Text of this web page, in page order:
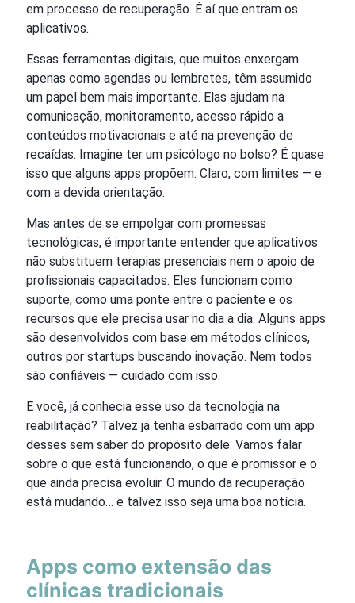
em processo de recuperação. É aí que entram os
aplicativos.
Essas ferramentas digitais, que muitos enxergam
apenas como agendas ou lembretes, têm assumido
um papel bem mais importante. Elas ajudam na
comunicação, monitoramento, acesso rápido a
conteúdos motivacionais e até na prevenção de
recaídas. Imagine ter um psicólogo no bolso? É quase
isso que alguns apps propõem. Claro, com limites — e
com a devida orientação.
Mas antes de se empolgar com promessas
tecnológicas, é importante entender que aplicativos
não substituem terapias presenciais nem o apoio de
profissionais capacitados. Eles funcionam como
suporte, como uma ponte entre o paciente e os
recursos que ele precisa usar no dia a dia. Alguns apps
são desenvolvidos com base em métodos clínicos,
outros por startups buscando inovação. Nem todos
são confiáveis — cuidado com isso.
E você, já conhecia esse uso da tecnologia na
reabilitação? Talvez já tenha esbarrado com um app
desses sem saber do propósito dele. Vamos falar
sobre o que está funcionando, o que é promissor e o
que ainda precisa evoluir. O mundo da recuperação
está mudando… e talvez isso seja uma boa notícia.
Apps como extensão das
clínicas tradicionais